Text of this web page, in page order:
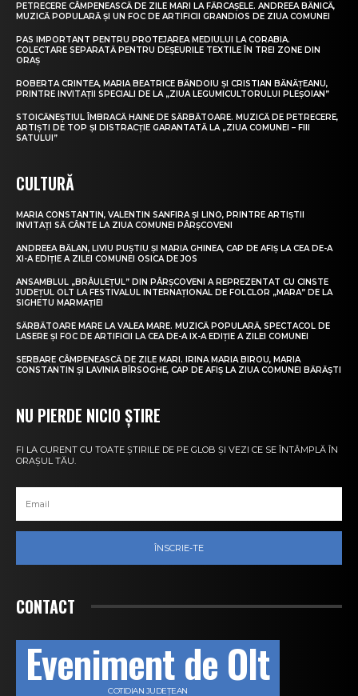
PETRECERE CÂMPENEASCĂ DE ZILE MARI LA FĂRCAȘELE. ANDREEA BĂNICĂ,
MUZICĂ POPULARĂ ȘI UN FOC DE ARTIFICII GRANDIOS DE ZIUA COMUNEI
PAS IMPORTANT PENTRU PROTEJAREA MEDIULUI LA CORABIA.
COLECTARE SEPARATĂ PENTRU DEȘEURILE TEXTILE ÎN TREI ZONE DIN
ORAȘ
ROBERTA CRINTEA, MARIA BEATRICE BĂNDOIU ȘI CRISTIAN BĂNĂȚEANU,
PRINTRE INVITAȚII SPECIALI DE LA „ZIUA LEGUMICULTORULUI PLEȘOIAN”
STOICĂNEȘTIUL ÎMBRACĂ HAINE DE SĂRBĂTOARE. MUZICĂ DE PETRECERE,
ARTIȘTI DE TOP ȘI DISTRACȚIE GARANTATĂ LA „ZIUA COMUNEI – FIII
SATULUI”
CULTURĂ
MARIA CONSTANTIN, VALENTIN SANFIRA ȘI LINO, PRINTRE ARTIȘTII
INVITAȚI SĂ CÂNTE LA ZIUA COMUNEI PÂRȘCOVENI
ANDREEA BĂLAN, LIVIU PUȘTIU ȘI MARIA GHINEA, CAP DE AFIȘ LA CEA DE-A
XI-A EDIȚIE A ZILEI COMUNEI OSICA DE JOS
ANSAMBLUL „BRÂULEȚUL” DIN PÂRȘCOVENI A REPREZENTAT CU CINSTE
JUDEȚUL OLT LA FESTIVALUL INTERNAȚIONAL DE FOLCLOR „MARA” DE LA
SIGHETU MARMAȚIEI
SĂRBĂTOARE MARE LA VALEA MARE. MUZICĂ POPULARĂ, SPECTACOL DE
LASERE ȘI FOC DE ARTIFICII LA CEA DE-A IX-A EDIȚIE A ZILEI COMUNEI
SERBARE CÂMPENEASCĂ DE ZILE MARI. IRINA MARIA BIROU, MARIA
CONSTANTIN ȘI LAVINIA BÎRSOGHE, CAP DE AFIȘ LA ZIUA COMUNEI BĂRĂȘTI
NU PIERDE NICIO ȘTIRE
FI LA CURENT CU TOATE ȘTIRILE DE PE GLOB ȘI VEZI CE SE ÎNTÂMPLĂ ÎN
ORAȘUL TĂU.
ÎNSCRIE-TE
CONTACT
Eveniment de Olt
COTIDIAN JUDEȚEAN